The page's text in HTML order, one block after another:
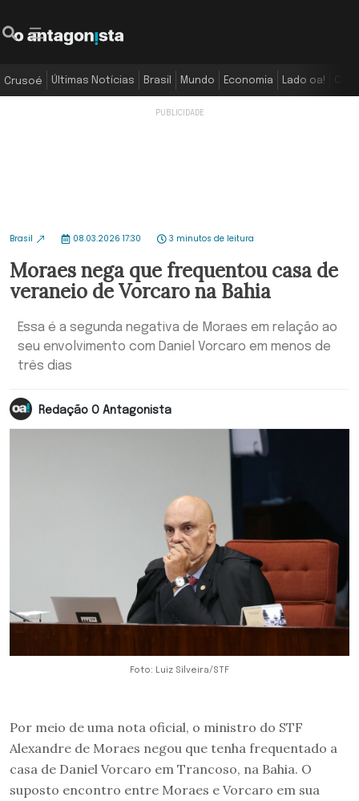
Crusoé Últimas Notícias Brasil Mundo Economia Lado oa!
Brasil 08.03.2026 17:30 3 minutos de leitura
Moraes nega que frequentou casa de
veraneio de Vorcaro na Bahia
Essa é a segunda negativa de Moraes em relação ao
seu envolvimento com Daniel Vorcaro em menos de
três dias
Redação O Antagonista
Foto: Luiz Silveira/STF
Por meio de uma nota oficial, o ministro do STF
Alexandre de Moraes negou que tenha frequentado a
casa de Daniel Vorcaro em Trancoso, na Bahia. O
suposto encontro entre Moraes e Vorcaro em sua